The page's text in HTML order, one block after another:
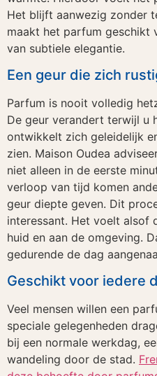
Het blijft aanwezig zonder
maakt het parfum geschikt
van subtiele elegantie.
Een geur die zich
Parfum is nooit volledig
De geur verandert terwijl u
ontwikkelt zich geleidelijk
zien. Maison Oudea
niet alleen in de eerste
verloop van tijd komen
geur diepte geven. Dit
interessant. Het voelt alsof
huid en aan de omgeving.
gedurende de dag
Geschikt voor iedere
Veel mensen willen een
speciale gelegenheden
bij een normale werkdag,
wandeling door de stad.